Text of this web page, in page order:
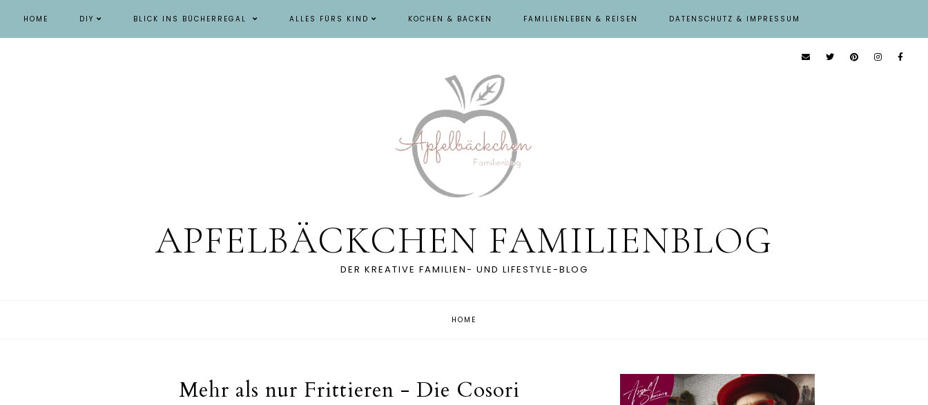
HOME DIY BLICK INS BÜCHERREGAL ALLES FÜRS KIND KOCHEN & BACKEN FAMILIENLEBEN & REISEN DATENSCHUTZ & IMPRESSUM
APFELBÄCKCHEN FAMILIENBLOG
DER KREATIVE FAMILIEN- UND LIFESTYLE-BLOG
HOME
Mehr als nur Frittieren - Die Cosori